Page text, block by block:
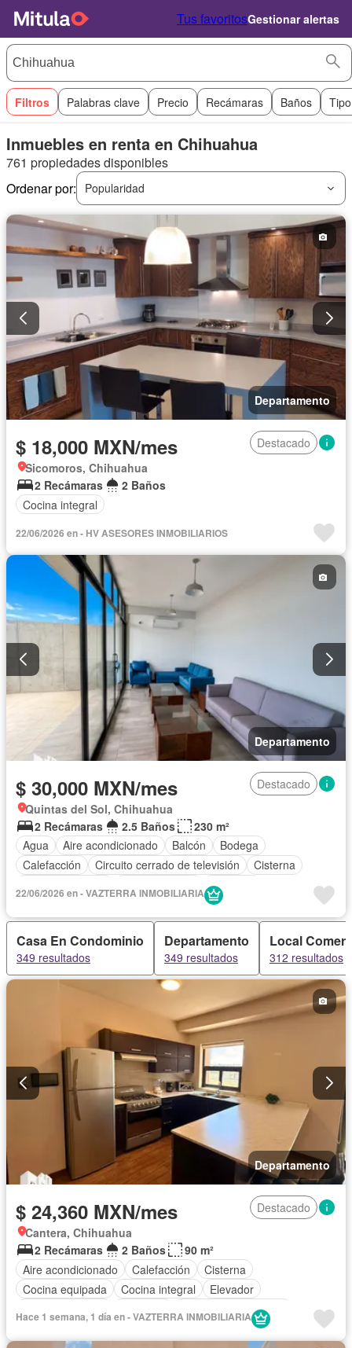
Tus favoritosGestionar alertas
Filtros Palabras clave Precio Recámaras Baños
Inmuebles en renta en Chihuahua
761 propiedades disponibles
Ordenar por:
Popularidad
Departamento
$ 18,000 MXN/mes
Destacado
Sicomoros, Chihuahua
2 Recámaras
2 Baños
Cocina integral
22/06/2026 en - HV ASESORES INMOBILIARIOS
Departamento
$ 30,000 MXN/mes
Destacado
Quintas del Sol, Chihuahua
2 Recámaras
2.5 Baños
230 m²
Agua
Aire acondicionado Balcón
Bodega
Calefacción
Circuito cerrado de televisión
Cisterna
Elevador
Recámara con closet
Vista panorámica
Sin amueblar
22/06/2026 en - VAZTERRA INMOBILIARIA
Casa En Condominio
349 resultados
Departamento
349 resultados
Local
312 resultados
Departamento
$ 24,360 MXN/mes
Destacado
Cantera, Chihuahua
2 Recámaras
2 Baños
90 m²
Aire acondicionado
Calefacción
Cisterna
Cocina equipada
Cocina integral
Elevador
Recámara con closet
Hace 1 semana, 1 día en - VAZTERRA INMOBILIARIA